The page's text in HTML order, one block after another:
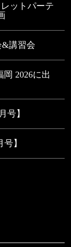
ットパーテ
&講習会
2026に出
号】
】